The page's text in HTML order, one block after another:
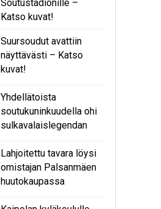
Soutustadionille –
Katso kuvat!
Suursoudut avattiin
näyttävästi – Katso
kuvat!
Yhdellätoista
soutukuninkuudella ohi
sulkavalaislegendan
Lahjoitettu tavara löysi
omistajan Palsanmäen
huutokaupassa